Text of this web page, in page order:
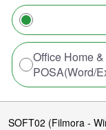
Office Home
POSA(Word/
SOFT02 (Filmora -